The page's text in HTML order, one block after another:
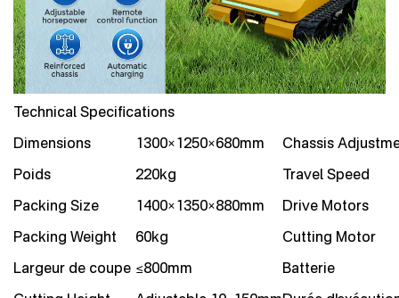
Technical Specifications
Dimensions
1300×1250×680mm
Chassis
Poids
220kg
Travel Speed
Packing Size
1400×1350×880mm
Drive Motors
Packing Weight
60kg
Cutting Motor
Largeur de coupe ≤800mm
Batterie